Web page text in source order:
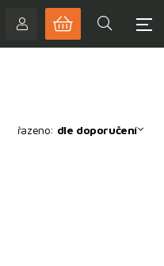
řazeno: dle doporučení